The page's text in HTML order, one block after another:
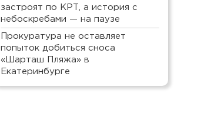
застроят по КРТ, а история с
небоскребами — на паузе
Прокуратура не оставляет
попыток добиться сноса
«Шарташ Пляжа» в
Екатеринбурге